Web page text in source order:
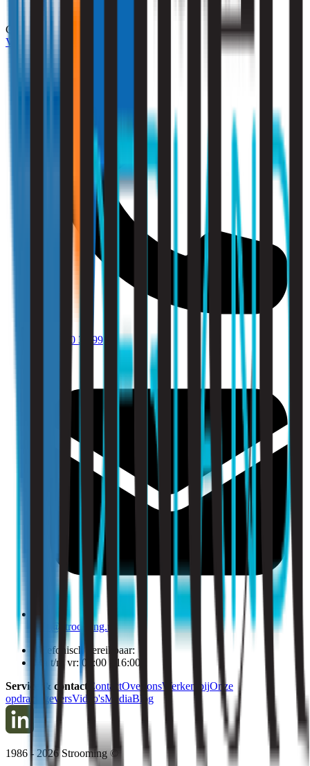
Compliance
Vraag een offerte aan
010 - 220 34 99
info@strooming.nl
Telefonisch bereikbaar:
Ma t/m vr: 09:00 - 16:00
Service & contact
ContactOver onsWerken bijOnze
opdrachtgeversVideo'sMediaBlog
1986 - 2026Strooming ©